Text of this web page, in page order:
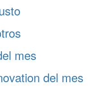
mes
del mes